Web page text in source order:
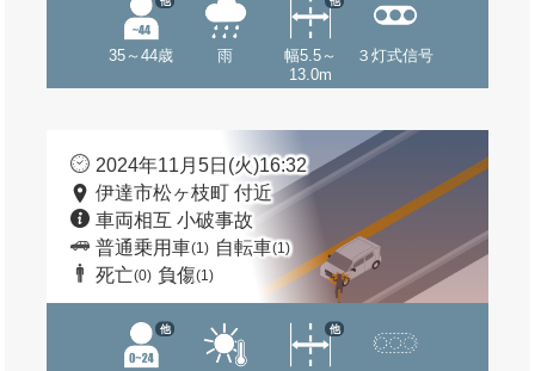
35～44歳 雨
幅5.5～
13.0m
３灯式信号
2024年11月5日(火)16:32
伊達市松ヶ枝町 付近
車両相互 小破事故
普通乗用車(1) 自転車(1)
死亡(0) 負傷(1)
他 他